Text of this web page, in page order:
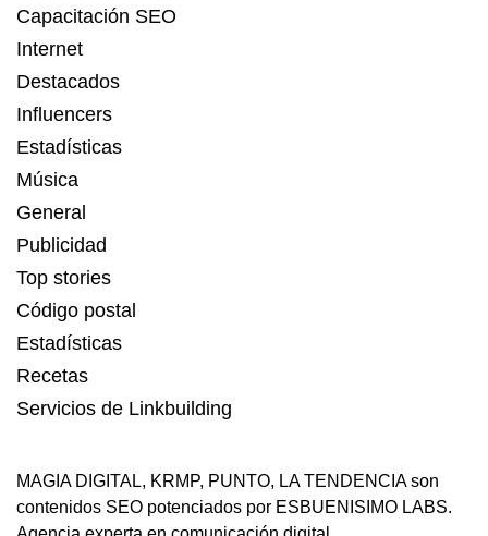
Capacitación SEO
Internet
Destacados
Influencers
Estadísticas
Música
General
Publicidad
Top stories
Código postal
Estadísticas
Recetas
Servicios de Linkbuilding
MAGIA DIGITAL, KRMP, PUNTO, LA TENDENCIAson
contenidos SEO potenciados por ESBUENISIMO LABS.